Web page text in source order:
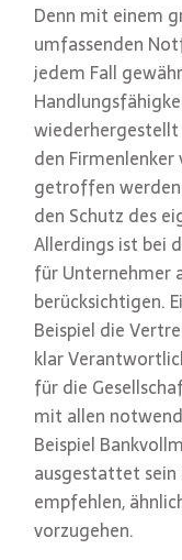
Denn mit einem
umfassenden
jedem Fall
wiederhergestellt
den
getroffen
den Schutz des
Allerdings ist bei
für Unternehmer
berücksichtigen.
Beispiel die
klar
für die
mit allen
Beispiel
ausgestattet sein
empfehlen,
vorzugehen.